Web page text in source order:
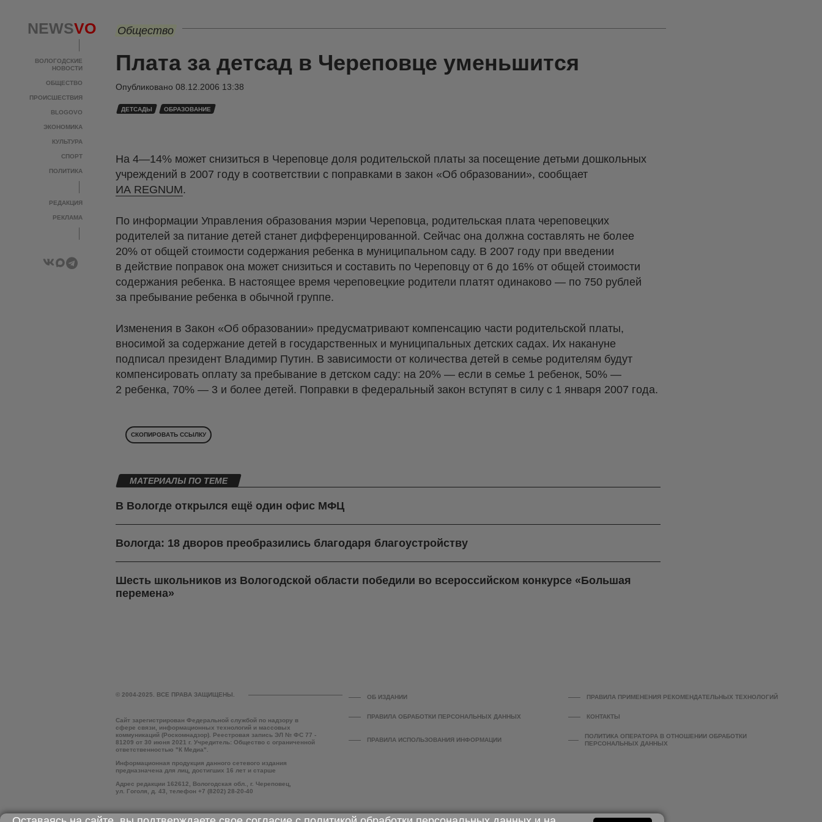
NEWSVO
ВОЛОГОДСКИЕ
НОВОСТИ
ОБЩЕСТВО
ПРОИСШЕСТВИЯ
BLOGOVO
ЭКОНОМИКА
КУЛЬТУРА
СПОРТ
ПОЛИТИКА
РЕДАКЦИЯ
РЕКЛАМА
Общество
Плата за детсад в Череповце уменьшится
Опубликовано 08.12.2006 13:38
ДЕТСАДЫ ОБРАЗОВАНИЕ
На 4—14% может снизиться в Череповце доля родительской платы за посещение детьми дошкольных
учреждений в 2007 году в соответствии с поправками в закон «Об образовании», сообщает
ИА REGNUM.
По информации Управления образования мэрии Череповца, родительская плата череповецких
родителей за питание детей станет дифференцированной. Сейчас она должна составлять не более
20% от общей стоимости содержания ребенка в муниципальном саду. В 2007 году при введении
в действие поправок она может снизиться и составить по Череповцу от 6 до 16% от общей стоимости
содержания ребенка. В настоящее время череповецкие родители платят одинаково — по 750 рублей
за пребывание ребенка в обычной группе.
Изменения в Закон «Об образовании» предусматривают компенсацию части родительской платы,
вносимой за содержание детей в государственных и муниципальных детских садах. Их накануне
подписал президент Владимир Путин. В зависимости от количества детей в семье родителям будут
компенсировать оплату за пребывание в детском саду: на 20% — если в семье 1 ребенок, 50% —
2 ребенка, 70% — 3 и более детей. Поправки в федеральный закон вступят в силу с 1 января 2007 года.
СКОПИРОВАТЬ ССЫЛКУ
МАТЕРИАЛЫ ПО ТЕМЕ
В Вологде открылся ещё один офис МФЦ
Вологда: 18 дворов преобразились благодаря благоустройству
Шесть школьников из Вологодской области победили во всероссийском конкурсе «Большая
перемена»
© 2004-2025. ВСЕ ПРАВА ЗАЩИЩЕНЫ.
Сайт зарегистрирован Федеральной службой по надзору в
сфере связи, информационных технологий и массовых
коммуникаций (Роскомнадзор). Реестровая запись ЭЛ № ФС 77 -
81209 от 30 июня 2021 г. Учредитель: Общество с ограниченной
ответственностью "К Медиа".
Информационная продукция данного сетевого издания
предназначена для лиц, достигших 16 лет и старше
Адрес редакции 162612, Вологодская обл., г. Череповец,
ул. Гоголя, д. 43, телефон +7 (8202) 28-20-40
ОБ ИЗДАНИИ ПРАВИЛА ПРИМЕНЕНИЯ РЕКОМЕНДАТЕЛЬНЫХ ТЕХНОЛОГИЙ
ПРАВИЛА ОБРАБОТКИ ПЕРСОНАЛЬНЫХ ДАННЫХ КОНТАКТЫ
ПРАВИЛА ИСПОЛЬЗОВАНИЯ ИНФОРМАЦИИ
ПОЛИТИКА ОПЕРАТОРА В ОТНОШЕНИИ ОБРАБОТКИ
ПЕРСОНАЛЬНЫХ ДАННЫХ